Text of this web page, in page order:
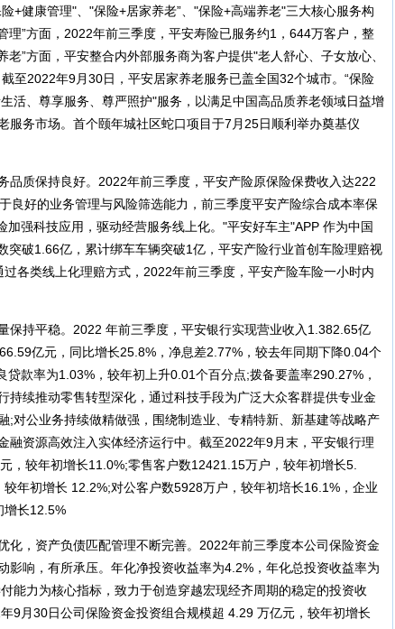
+健康管理"、"保险+居家养老”、"保险+高端养老"三大核心服务构
理”方面，2022年前三季度，平安寿险已服务约1，644万客户，整
”方面，平安整合内外部服务商为客户提供"老人舒心、子女放心、
至2022年9月30日，平安居家养老服务已盖全国32个城市。“保险
活、尊享服务、尊严照护"服务，以满足中国高品质养老领域日益增
服务市场。首个颐年城社区蛇口项目于7月25日顺利举办奠基仪
品质保持良好。2022年前三季度，平安产险原保险保费收入达222
良好的业务管理与风险筛选能力，前三季度平安产险综合成本率保
加强科技应用，驱动经营服务线上化。"平安好车主"APP 作为中国
突破1.66亿，累计绑车车辆突破1亿，平安产险行业首创车险理赔视
各类线上化理赔方式，2022年前三季度，平安产险车险一小时内
保持平稳。2022 年前三季度，平安银行实现营业收入1.382.65亿
亿元，同比增长25.8%，净息差2.77%，较去年同期下降0.04个
款率为1.03%，较年初上升0.01个百分点;拨备要盖率290.27%，
持续推动零售转型深化，通过科技手段为广泛大众客群提供专业金
;对公业务持续做精做强，围绕制造业、专精特新、新基建等战略产
融资源高效注入实体经济运行中。截至2022年9月末，平安银行理
，较年初增长11.0%;零售客户数12421.15万户，较年初增长5.
年初增长 12.2%;对公客户数5928万户，较年初培长16.1%，企业
增长12.5%
化，资产负债匹配管理不断完善。2022年前三季度本公司保险资金
影响，有所承压。年化净投资收益率为4.2%，年化总投资收益率为
能力为核心指标，致力于创造穿越宏现经齐周期的稳定的投资收
9月30日公司保险资金投资组合规模超 4.29 万亿元，较年初增长